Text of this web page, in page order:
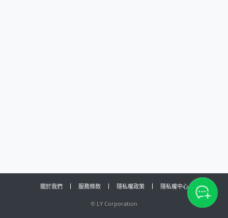
關於我們 服務條款 隱私權政策 隱私權中心
© LY Corporation